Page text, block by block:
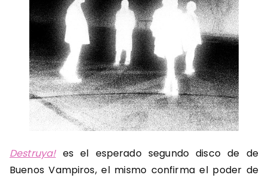
Destruya!es el esperado segundo disco de de
Buenos Vampiros, el mismo confirma el poder de